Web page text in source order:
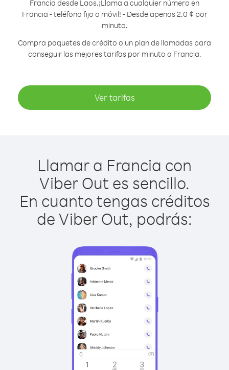
Francia desde Laos.¡Llama a cualquier número en
Francia - teléfono fijo o móvil! - Desde apenas 2.0 ¢ por
minuto.
Compra paquetes de crédito o un plan de llamadas para
conseguir las mejores tarifas por minuto a Francia.
Ver tarifas
Llamar a Francia con
Viber Out es sencillo.
En cuanto tengas créditos
de Viber Out, podrás: